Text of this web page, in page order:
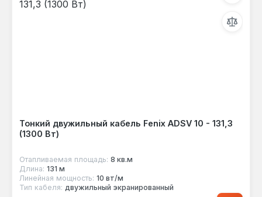
Тонкий двужильный кабель Fenix ADSV 10 - 131,3
(1300 Вт)
Отапливаемая площадь: 8 кв.м
Длина: 131 м
Линейная мощность: 10 вт/м
Тип кабеля: двужильный экранированный